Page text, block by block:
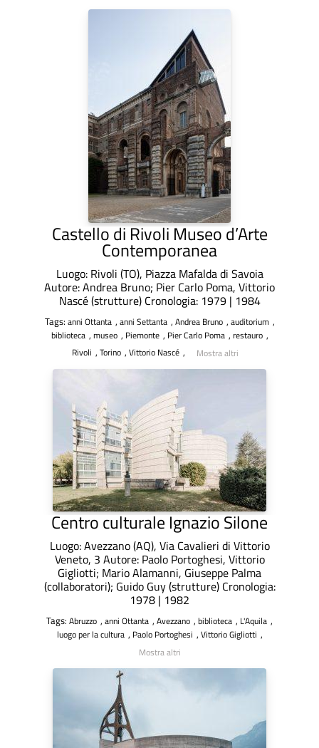
Castello di Rivoli Museo d’Arte
Contemporanea
Luogo: Rivoli (TO), Piazza Mafalda di Savoia
Autore: Andrea Bruno; Pier Carlo Poma, Vittorio
Nascé (strutture) Cronologia: 1979 | 1984
Tags: anni Ottanta , anni Settanta , Andrea Bruno , auditorium ,
biblioteca , museo , Piemonte , Pier Carlo Poma , restauro ,
Rivoli , Torino , Vittorio Nascé , Mostra altri
Centro culturale Ignazio Silone
Luogo: Avezzano (AQ), Via Cavalieri di Vittorio
Veneto, 3 Autore: Paolo Portoghesi, Vittorio
Gigliotti; Mario Alamanni, Giuseppe Palma
(collaboratori); Guido Guy (strutture) Cronologia:
1978 | 1982
Tags: Abruzzo , anni Ottanta , Avezzano , biblioteca , L'Aquila ,
luogo per la cultura , Paolo Portoghesi , Vittorio Gigliotti ,
Mostra altri